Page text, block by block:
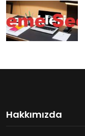
Hakkımızda